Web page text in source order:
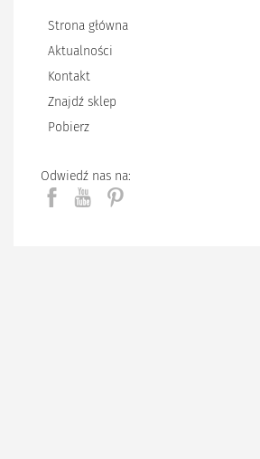
Strona główna
Aktualności
Kontakt
Znajdź sklep
Pobierz
Odwiedź nas na: